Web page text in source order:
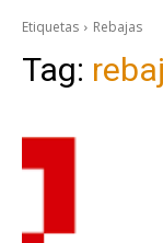
Etiquetas Rebajas
Tag: